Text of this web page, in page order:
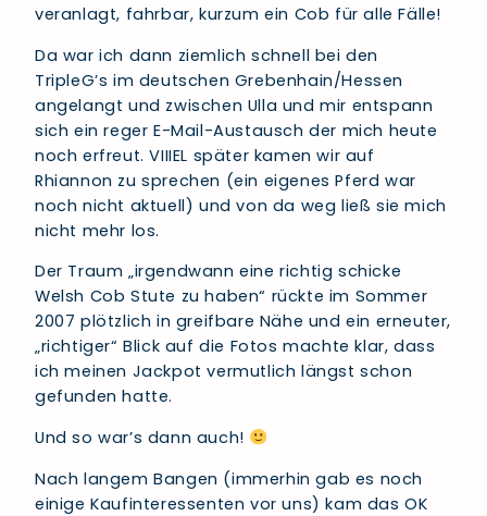
veranlagt, fahrbar, kurzum ein Cob für alle Fälle!
Da war ich dann ziemlich schnell bei den
TripleG’s im deutschen Grebenhain/Hessen
angelangt und zwischen Ulla und mir entspann
sich ein reger E-Mail-Austausch der mich heute
noch erfreut. VIIIEL später kamen wir auf
Rhiannon zu sprechen (ein eigenes Pferd war
noch nicht aktuell) und von da weg ließ sie mich
nicht mehr los.
Der Traum „irgendwann eine richtig schicke
Welsh Cob Stute zu haben“ rückte im Sommer
2007 plötzlich in greifbare Nähe und ein erneuter,
„richtiger“ Blick auf die Fotos machte klar, dass
ich meinen Jackpot vermutlich längst schon
gefunden hatte.
Und so war’s dann auch!
Nach langem Bangen (immerhin gab es noch
einige Kaufinteressenten vor uns) kam das OK